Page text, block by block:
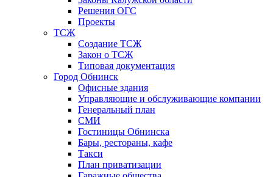
Решения ОГС
Проекты
ТСЖ
Создание ТСЖ
Закон о ТСЖ
Типовая документация
Город Обнинск
Офисные здания
Управляющие и обслуживающие компании
Генеральный план
СМИ
Гостиницы Обнинска
Бары, рестораны, кафе
Такси
План приватизации